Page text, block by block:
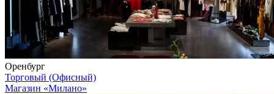
Оренбург
Торговый (Офисный)
Магазин «Милано»